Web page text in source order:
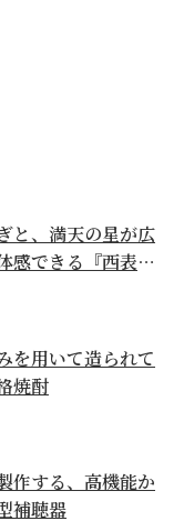
と、満天の星が広
感できる『西表島
を用いて造られて
焼酎
作する、高機能か
補聴器